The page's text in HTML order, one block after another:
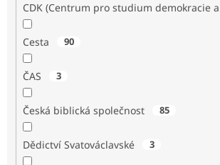
CDK (Centrum pro studium demokracie
Cesta 90
ČAS 3
Česká biblická společnost 85
Dědictví Svatováclavské 3